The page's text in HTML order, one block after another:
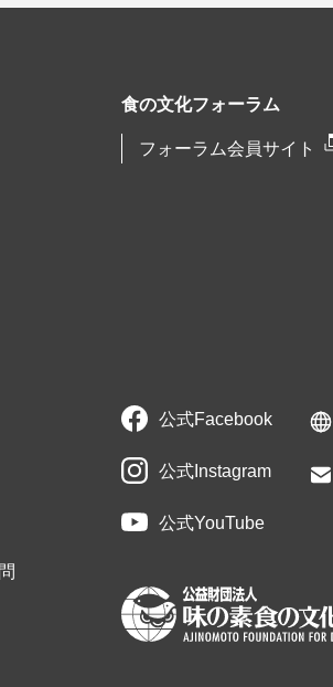
食の文化フォーラム
フォーラム会員サイト
公式Facebook
公式Instagram
公式YouTube